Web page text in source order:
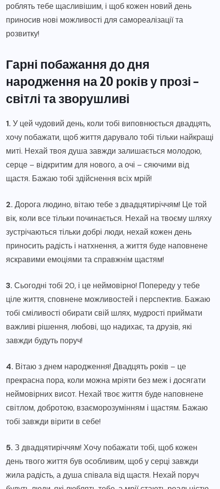
роблять тебе щасливішим, і щоб кожен новий день
приносив нові можливості для самореалізації та
розвитку!
Гарні побажання до дня
народження на 20 років у прозі –
світлі та зворушливі
1. У цей чудовий день, коли тобі виповнюється двадцять,
хочу побажати, щоб життя дарувало тобі тільки найкращі
миті. Нехай твоя душа завжди залишається молодою,
серце – відкритим для нового, а очі – сяючими від
щастя. Бажаю тобі здійснення всіх мрій!
2. Дорога людино, вітаю тебе з двадцятиріччям! Це той
вік, коли все тільки починається. Нехай на твоєму шляху
зустрічаються тільки добрі люди, нехай кожен день
приносить радість і натхнення, а життя буде наповнене
яскравими емоціями та справжнім щастям!
3. Сьогодні тобі 20, і це неймовірно! Попереду у тебе
ціле життя, сповнене можливостей і перспектив. Бажаю
тобі сміливості обирати свій шлях, мудрості приймати
важливі рішення, любові, що надихає, та друзів, які
завжди будуть поруч!
4. Вітаю з днем народження! Двадцять років – це
прекрасна пора, коли можна мріяти без меж і досягати
неймовірних висот. Нехай твоє життя буде наповнене
світлом, добротою, взаєморозумінням і щастям. Бажаю
тобі завжди вірити в себе!
5. З двадцятиріччям! Хочу побажати тобі, щоб кожен
день твого життя був особливим, щоб у серці завжди
жила радість, а душа співала від щастя. Нехай поруч